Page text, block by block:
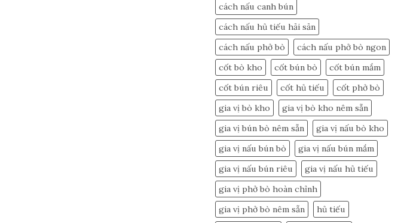
cách nấu canh bún
cách nấu hủ tiếu hải sản
cách nấu phở bò
cách nấu phở bò ngon
cốt bò kho
cốt bún bò
cốt bún mắm
cốt bún riêu
cốt hủ tiếu
cốt phở bò
gia vị bò kho
gia vị bò kho nêm sẵn
gia vị bún bò nêm sẵn
gia vị nấu bò kho
gia vị nấu bún bò
gia vị nấu bún mắm
gia vị nấu bún riêu
gia vị nấu hủ tiếu
gia vị phở bò hoàn chỉnh
gia vị phở bò nêm sẵn
hủ tiếu